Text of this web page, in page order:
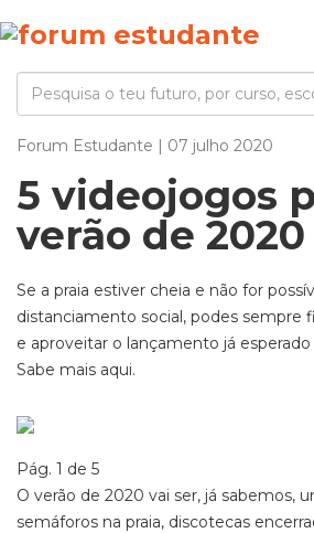
Forum Estudante | 07 julho 2020
5 videojogos
verão de 2020
Se a praia estiver cheia e não for
distanciamento social, podes sempre
e aproveitar o lançamento já
Sabe mais aqui.
Pág. 1 de 5
O verão de 2020 vai ser, já sabemos,
semáforos na praia, discotecas